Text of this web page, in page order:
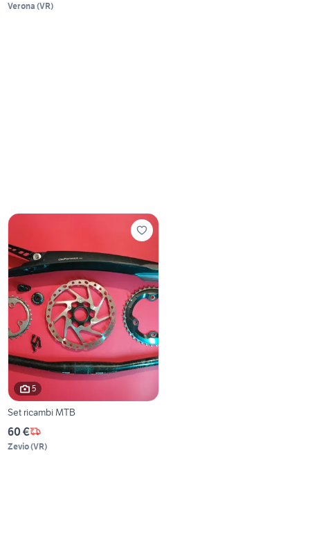
Verona (VR)
5
Set ricambi MTB
60 €
Zevio(VR)